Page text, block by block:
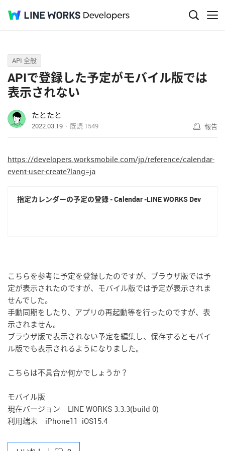
Q&A
API 全般
APIで登録した予定がモバイル版では
表示されない
たとたと
2022.03.19 既読 1549 報告
https://developers.worksmobile.com/jp/reference/calendar-
event-user-create?lang=ja
指定カレンダーの予定の登録 - Calendar -LINE WORKS Dev
こちらを参考に予定を登録したのですが、ブラウザ版では予
定が表示されたのですが、モバイル版では予定が表示されま
せんでした。
手動同期をしたり、アプリの再起動等を行ったのですが、表
示されません。
ブラウザ版で表示されない予定を編集し、保存するとモバイ
ル版でも表示されるようになりました。
こちらは不具合か何かでしょうか？
モバイル版
現在バージョン LINE WORKS 3.3.3(build 0)
利用端末 iPhone11 iOS15.4